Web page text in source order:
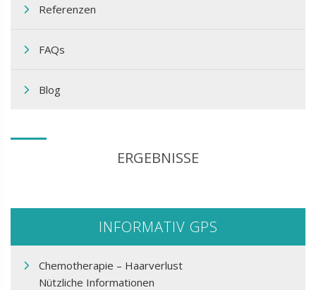
Referenzen
FAQs
Blog
ERGEBNISSE
INFORMATIV GPS
Chemotherapie – Haarverlust
Nützliche Informationen